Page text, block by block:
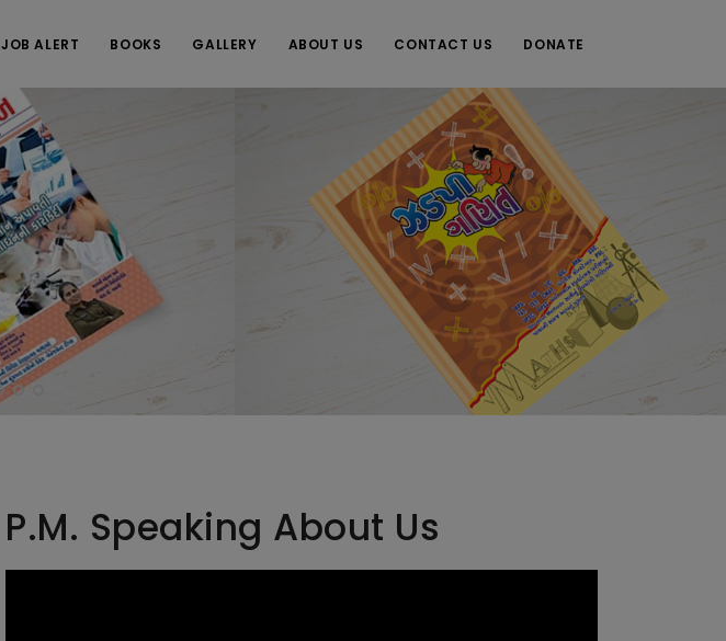
JOB ALERT BOOKS GALLERY ABOUT US CONTACT US DONATE
P.M. Speaking About Us